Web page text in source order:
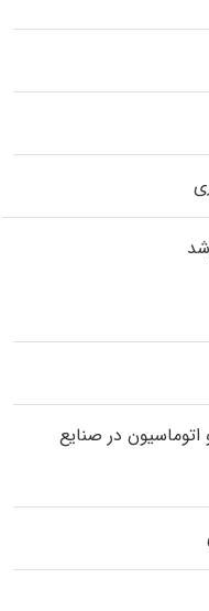
در صنایع